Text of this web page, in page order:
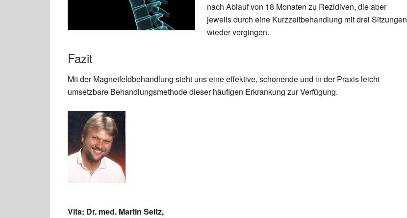
nach Ablauf von 18 Monaten zu Rezidiven, die aber
jeweils durch eine Kurzzeitbehandlung mit drei Sitzungen
wieder vergingen.
Fazit
Mit der Magnetfeldbehandlung steht uns eine effektive, schonende und in der Praxis leicht
umsetzbare Behandlungsmethode dieser häufigen Erkrankung zur Verfügung.
Vita: Dr. med. Martin Seitz,